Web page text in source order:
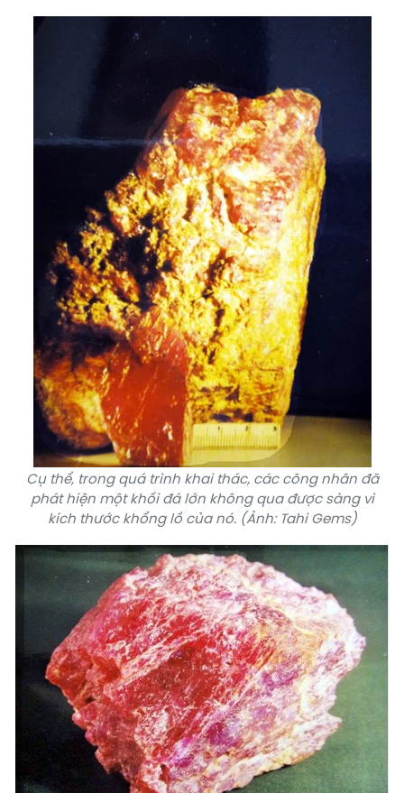
Cụ thể, trong quá trình khai thác, các công nhân đã
phát hiện một khối đá lớn không qua được sàng vì
kích thước khổng lồ của nó. (Ảnh: Tahi Gems)